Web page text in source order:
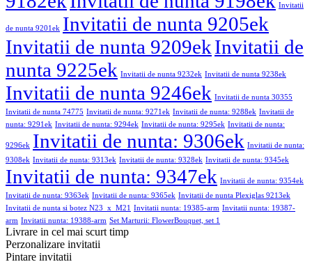
Invitatii
de nunta 9201ek Invitatii de nunta 9205ek
Invitatii de nunta 9209ekInvitatii de
nunta 9225ek Invitatii de nunta 9232ek Invitatii de nunta 9238ek
Invitatii de nunta 9246ek Invitatii de nunta 30355
Invitatii de nunta 74775 Invitatii de nunta: 9271ek Invitatii de nunta: 9288ek Invitatii de
nunta: 9291ek Invitatii de nunta: 9294ek Invitatii de nunta: 9295ek Invitatii de nunta:
9296ek Invitatii de nunta: 9306ek Invitatii de nunta:
9308ek Invitatii de nunta: 9313ek Invitatii de nunta: 9328ek Invitatii de nunta: 9345ek
Invitatii de nunta: 9347ek Invitatii de nunta: 9354ek
Invitatii de nunta: 9363ek Invitatii de nunta: 9365ek Invitatii de nunta Plexiglas 9213ek
Invitatii de nunta si botez N23_x_M21 Invitatii nunta: 19385-arm Invitatii nunta: 19387-
arm Invitatii nunta: 19388-arm Set Marturii: FlowerBouquet, set 1
Livrare in cel mai scurt timp
Perzonalizare invitatii
Pintare invitatii